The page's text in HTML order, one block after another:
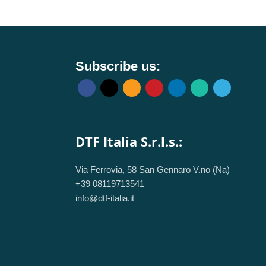
Subscribe us:
DTF Italia S.r.l.s.:
Via Ferrovia, 58 San Gennaro V.no (Na)
+39 08119713541
info@dtf-italia.it